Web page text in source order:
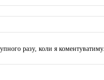
разу, коли я коментуватиму.